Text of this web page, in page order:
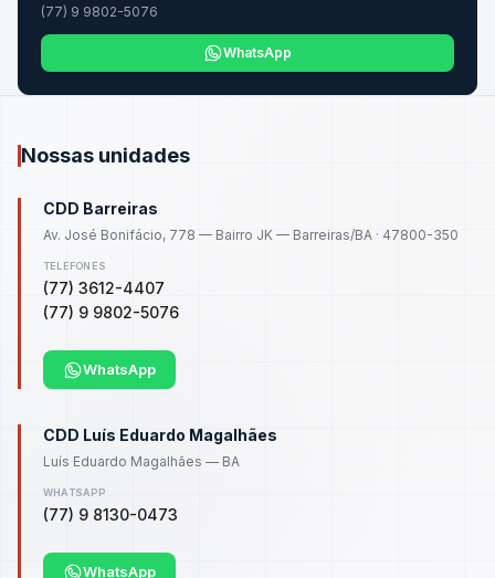
(77) 9 9802-5076
WhatsApp
Nossas unidades
CDD Barreiras
Av. José Bonifácio, 778 — Bairro JK — Barreiras/BA · 47800-350
TELEFONES
(77) 3612-4407
(77) 9 9802-5076
WhatsApp
CDD Luís Eduardo Magalhães
Luís Eduardo Magalhães — BA
WHATSAPP
(77) 9 8130-0473
WhatsApp